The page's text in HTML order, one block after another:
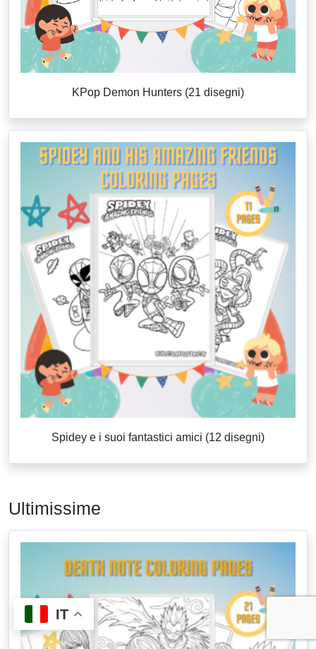
KPop Demon Hunters (21 disegni)
Spidey e i suoi fantastici amici (12 disegni)
Ultimissime
IT